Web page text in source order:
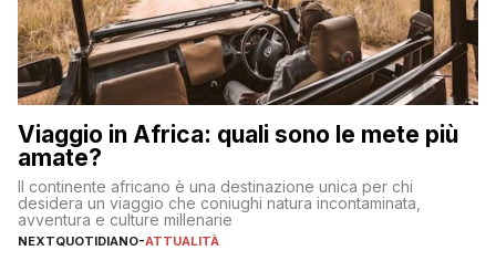
Viaggio in Africa: quali sono le mete più
amate?
Il continente africano è una destinazione unica per chi
desidera un viaggio che coniughi natura incontaminata,
avventura e culture millenarie
NEXTQUOTIDIANO-ATTUALITÀ